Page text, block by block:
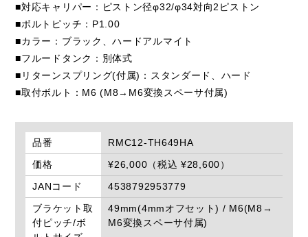
■対応キャリパー：ピストン径φ32/φ34対向2ピストン
■ボルトピッチ：P1.00
■カラー：ブラック、ハードアルマイト
■フルードタンク：別体式
■リターンスプリング(付属)：スタンダード、ハード
■取付ボルト：M6 (M8→M6変換スペーサ付属)
品番
RMC12-TH649HA
価格
¥26,000（税込 ¥28,600）
JANコード
4538792953779
ブラケット取
付ピッチ/ボ
49mm(4mmオフセット) / M6(M8→
M6変換スペーサ付属)